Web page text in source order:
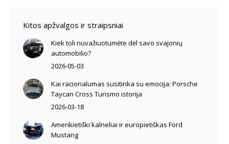
Kitos apžvalgos ir straipsniai
Kiek toli nuvažiuotumėte dėl savo svajonių
automobilio?
2026-05-03
Kai racionalumas susitinka su emocija: Porsche
Taycan Cross Turismo istorija
2026-03-18
Amerikietiški kalneliai ir europietiškas Ford
Mustang